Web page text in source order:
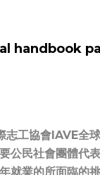
handbook
志工協會IAVE全
公民社會團體代
就業的所面臨的